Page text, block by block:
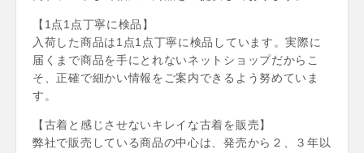
【1点1点丁寧に検品】
入荷した商品は1点1点丁寧に検品しています。実際に
届くまで商品を手にとれないネットショップだからこ
そ、正確で細かい情報をご案内できるよう努めていま
す。
【古着と感じさせないキレイな古着を販売】
弊社で販売している商品の中心は、発売から２、３年以